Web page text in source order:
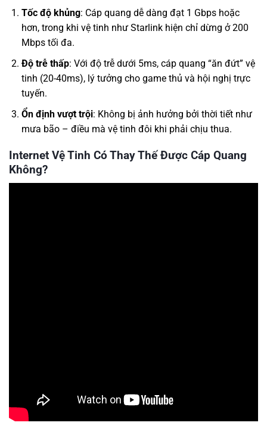
Tốc độ khủng: Cáp quang dễ dàng đạt 1 Gbps hoặc
hơn, trong khi vệ tinh như Starlink hiện chỉ dừng ở 200
Mbps tối đa.
Độ trễ thấp: Với độ trễ dưới 5ms, cáp quang “ăn đứt” vệ
tinh (20-40ms), lý tưởng cho game thủ và hội nghị trực
tuyến.
Ổn định vượt trội: Không bị ảnh hưởng bởi thời tiết như
mưa bão – điều mà vệ tinh đôi khi phải chịu thua.
Internet Vệ Tinh Có Thay Thế Được Cáp Quang
Không?